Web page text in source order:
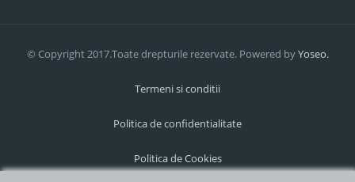
© Copyright 2017.Toate drepturile rezervate. Powered byYoseo.
Termeni si conditii
Politica de confidentialitate
Politica de Cookies